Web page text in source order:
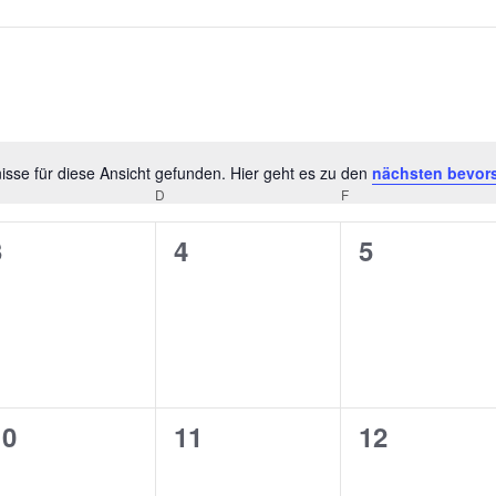
Hinweis
für diese Ansicht gefunden. Hier geht es zu den nächsten
D F
0
4
0
5
0
11
0
12